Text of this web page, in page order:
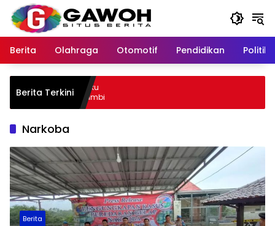
Langsung
konten
Berita
Olahraga Otomotif Pendidikan Politik
Berita Terkini
Tangkap Pelaku
Kabur ke Jambi
Narkoba
Berita